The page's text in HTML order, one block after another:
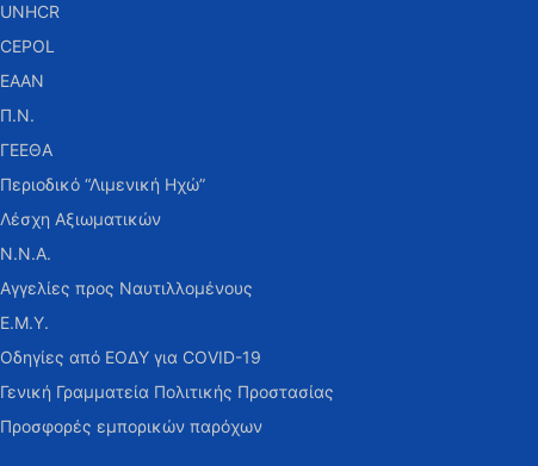
UNHCR
CEPOL
ΕΑΑΝ
Π.Ν.
ΓΕΕΘΑ
Περιοδικό “Λιμενική Ηχώ”
Λέσχη Αξιωματικών
Ν.Ν.Α.
Αγγελίες προς Ναυτιλλομένους
Ε.Μ.Υ.
Οδηγίες από ΕΟΔΥ για COVID-19
Γενική Γραμματεία Πολιτικής Προστασίας
Προσφορές εμπορικών παρόχων